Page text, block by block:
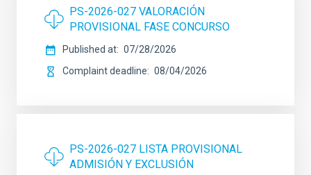
PS-2026-027 VALORACIÓN
PROVISIONAL FASE CONCURSO
Published at
07/28/2026
Complaint deadline
08/04/2026
PS-2026-027 LISTA PROVISIONAL
ADMISIÓN Y EXCLUSIÓN